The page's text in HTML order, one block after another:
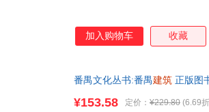
加入购物车 收藏
番禺文化丛书:番禺建筑 正版图
¥153.58 定价： ¥229.80 (6.69